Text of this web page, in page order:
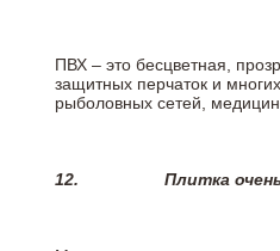
ПВХ – это бесцветная,
защитных перчаток и
рыболовных сетей,
12. Плитка